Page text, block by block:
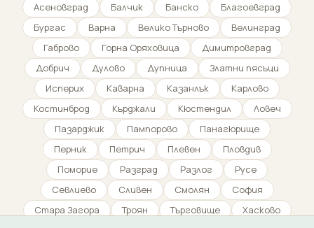
Асеновград Балчик Банско
Благоевград
Бургас
Варна Велико Търново
Велинград
Габрово
Горна Оряховица
Димитровград
Добрич
Дулово Дупница
Златни пясъци
Исперих
Каварна Казанлък
Карлово
Костинброд
Кърджали Кюстендил
Ловеч
Пазарджик
Пампорово
Панагюрище
Перник
Петрич Плевен
Пловдив
Поморие
Разград Разлог
Русе
Севлиево
Сливен Смолян
София
Стара Загора
Троян Търговище
Хасково